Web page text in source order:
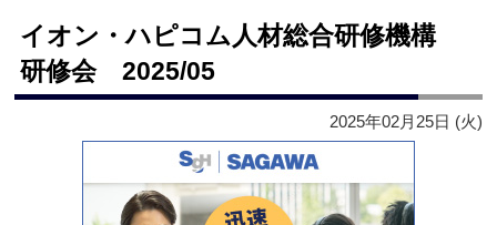
イオン・ハピコム人材総合研修機構
研修会 2025/05
2025年02月25日 (火)